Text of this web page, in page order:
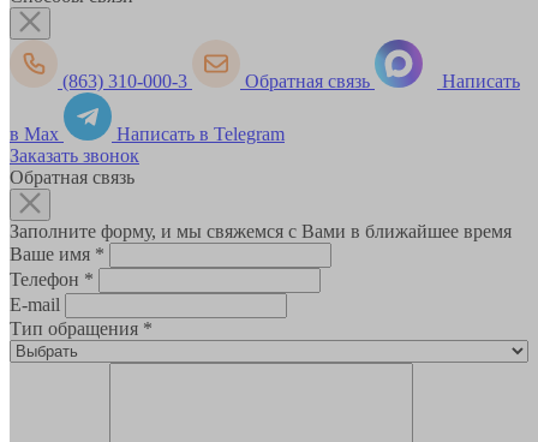
(863) 310-000-3 Обратная связь Написать
в Max
Написать в Telegram
Заказать звонок
Обратная связь
Заполните форму, и мы свяжемся с Вами в ближайшее время
Ваше имя *
Телефон *
E-mail
Тип обращения *